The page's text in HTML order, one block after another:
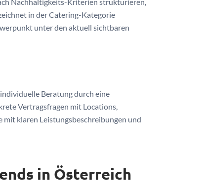
Nachhaltigkeits-Kriterien strukturieren,
in der Catering-Kategorie
unter den aktuell sichtbaren
Beratung durch eine
Vertragsfragen mit Locations,
klaren Leistungsbeschreibungen und
in Österreich